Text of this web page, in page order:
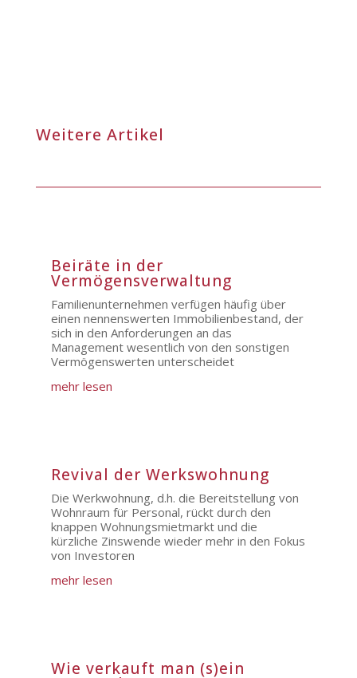
Weitere Artikel
Beiräte in der
Vermögensverwaltung
Familienunternehmen verfügen häufig über
einen nennenswerten Immobilienbestand, der
sich in den Anforderungen an das
Management wesentlich von den sonstigen
Vermögenswerten unterscheidet
mehr lesen
Revival der Werkswohnung
Die Werkwohnung, d.h. die Bereitstellung von
Wohnraum für Personal, rückt durch den
knappen Wohnungsmietmarkt und die
kürzliche Zinswende wieder mehr in den Fokus
von Investoren
mehr lesen
Wie verkauft man (s)ein